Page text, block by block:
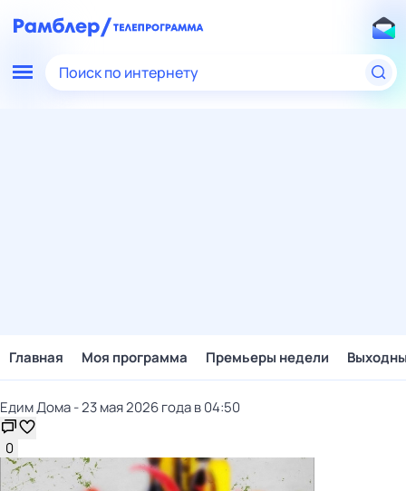
Поиск по интернету
Главная Моя программа Премьеры недели
Едим Дома - 23 мая 2026 года в 04:50
0